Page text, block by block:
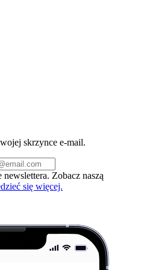
skrzynce e-mail.
Zobacz naszą
się więcej.